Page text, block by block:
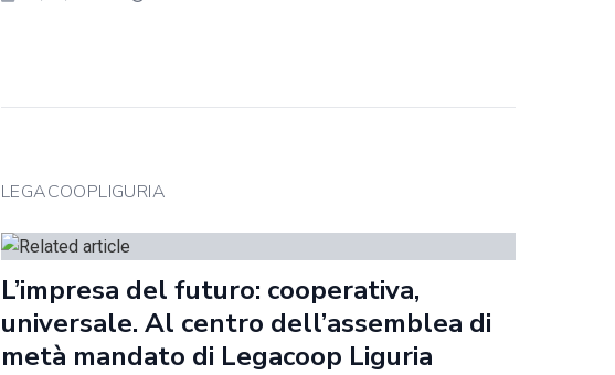
LEGACOOPLIGURIA
L’impresa del futuro: cooperativa,
universale. Al centro dell’assemblea di
metà mandato di Legacoop Liguria